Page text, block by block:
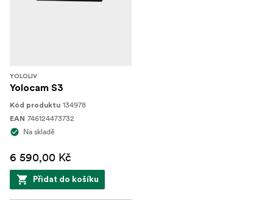
YOLOLIV
Yolocam S3
Kód produktu 134978
EAN 746124473732
Na skladě
6 590,00 Kč
Přidat do košíku